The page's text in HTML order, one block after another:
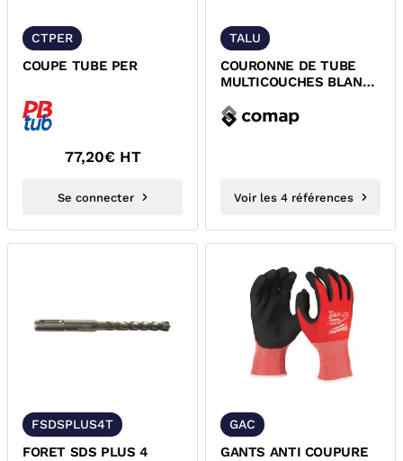
CTPER
COUPE TUBE PER
77,20€ HT
Se connecter
TALU
COURONNE DE TUBE
MULTICOUCHES BLANC
Voir les 4 références
FSDSPLUS4T
FORET SDS PLUS 4
GAC
GANTS ANTI COUPURE